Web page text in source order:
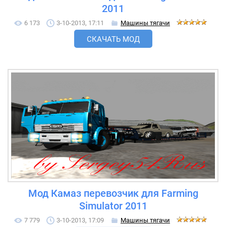
2011
6 173 3-10-2013, 17:11 Машины тягачи
СКАЧАТЬ МОД
Мод Камаз перевозчик для Farming
Simulator 2011
7 779 3-10-2013, 17:09 Машины тягачи